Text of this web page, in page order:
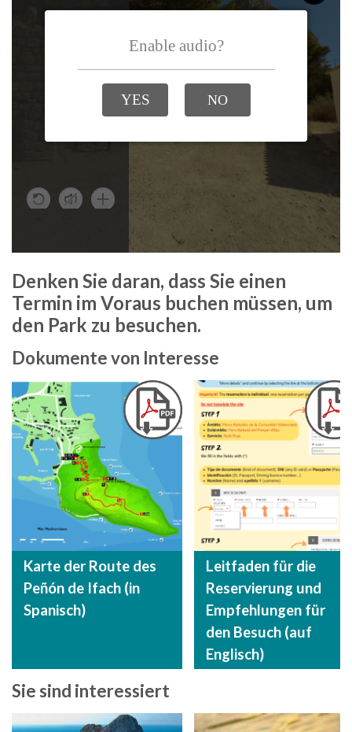
Denken Sie daran, dass Sie einen
Termin im Voraus buchen müssen, um
den Park zu besuchen.
Dokumente von Interesse
Karte der Route des
Peñón de Ifach (in
Spanisch)
Leitfaden für die
Reservierung und
Empfehlungen für
den Besuch (auf
Englisch)
Sie sind interessiert